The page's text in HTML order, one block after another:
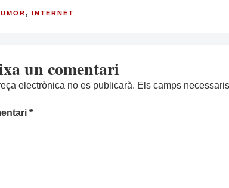
, INTERNET
un comentari
electrònica no es publicarà. Els camps
*